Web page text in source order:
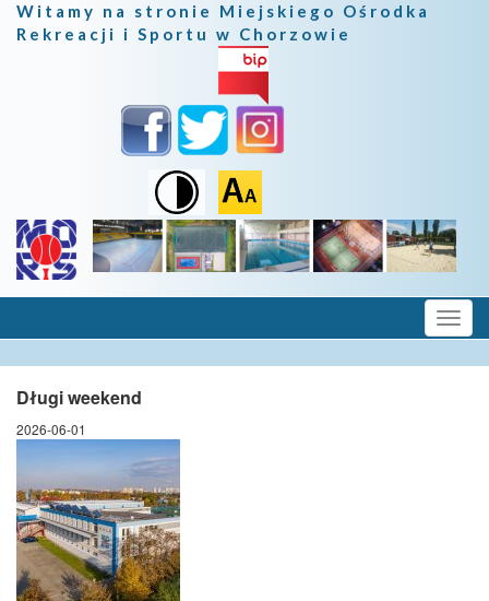
Witamy na stronie Miejskiego Ośrodka
Rekreacji i Sportu w Chorzowie
Długi weekend
2026-06-01